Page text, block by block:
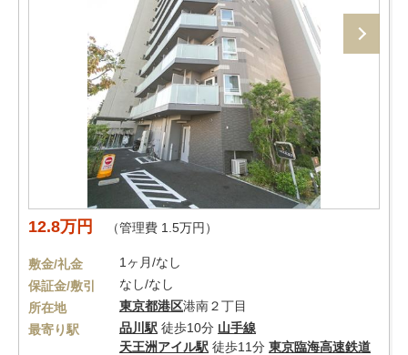
12.8万円 （管理費 1.5万円）
敷金/礼金
1ヶ月/なし
保証金/敷引
なし/なし
所在地
東京都港区港南２丁目
最寄り駅
品川駅 徒歩10分 山手線
天王洲アイル駅 徒歩11分 東京臨海高速鉄道